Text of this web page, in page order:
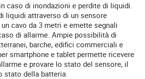
caso di inondazioni e perdite di liquidi.
liquidi attraverso di un sensore
cavo da 3 metri e emette segnali
di allarme. Ampie possibilità di
barche, edifici commerciali e
smartphone e tablet permette ricevere
e provare lo stato del sensore, il
stato della batteria.